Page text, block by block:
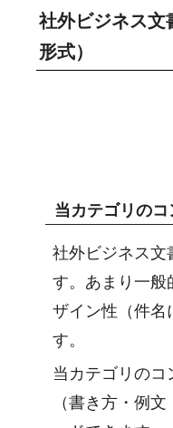
社外ビジネス文
形式）
当カテゴリのコ
社外ビジネス文
す。あまり一般
ザイン性（件名
す。
当カテゴリのコ
（書き方・例